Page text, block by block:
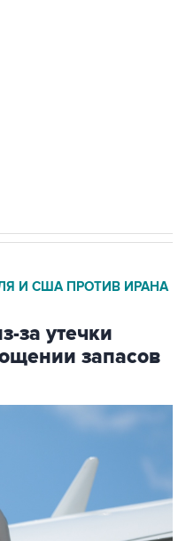
И США ПРОТИВ ИРАНА
за утечки
запасов